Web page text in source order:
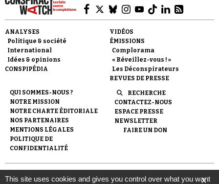
Faire un don
Demander à Vera
ANALYSES
Politique & société
International
Idées & opinions
CONSPIPÉDIA
VIDÉOS
ÉMISSIONS
Complorama
« Réveillez-vous ! »
Les Déconspirateurs
REVUES DE PRESSE
QUI SOMMES-NOUS ?
NOTRE MISSION
NOTRE CHARTE ÉDITORIALE
NOS PARTENAIRES
MENTIONS LÉGALES
POLITIQUE DE
CONFIDENTIALITÉ
RECHERCHE
CONTACTEZ-NOUS
ESPACE PRESSE
NEWSLETTER
FAIRE UN DON
© 2007- 2026 Conspiracy Watch | Une réalisation de
l'Observatoire du conspirationnisme (association loi de 1901) avec
X
This site uses cookies and gives you control over what you want